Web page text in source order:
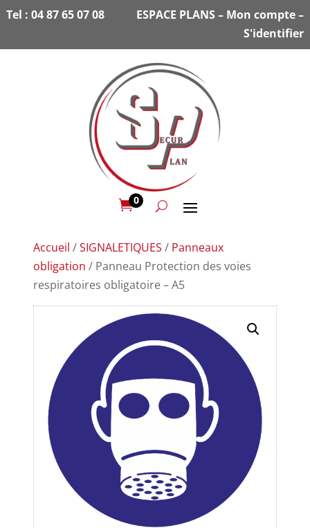
Tel : 04 87 65 07 08 ESPACE PLANS– Mon compte–
S'identifier
0
Accueil /SIGNALETIQUES / Panneaux
obligation / Panneau Protection des voies
respiratoires obligatoire – A5